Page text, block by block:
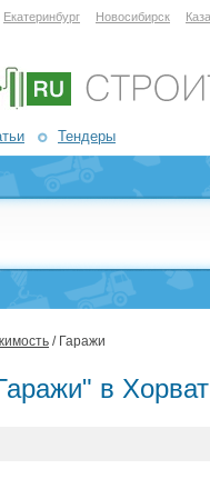
Екатеринбург Новосибирск
Тендеры
/ Гаражи
в